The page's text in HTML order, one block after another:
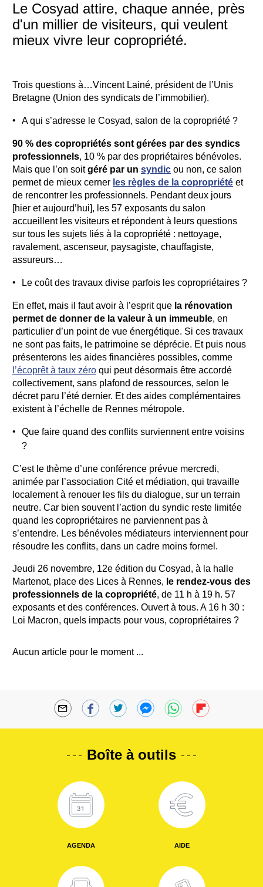
Le Cosyad attire, chaque année, près
d'un millier de visiteurs, qui veulent
mieux vivre leur copropriété.
Trois questions à…Vincent Lainé, président de l’Unis
Bretagne (Union des syndicats de l’immobilier).
A qui s’adresse le Cosyad, salon de la copropriété ?
90 % des copropriétés sont gérées par des syndics
professionnels, 10 % par des propriétaires bénévoles.
Mais que l’on soitgéré par un syndic ou non, ce salon
permet de mieux cerner les règles de la copropriété et
de rencontrer les professionnels. Pendant deux jours
[hier et aujourd’hui], les 57 exposants du salon
accueillent les visiteurs et répondent à leurs questions
sur tous les sujets liés à la copropriété : nettoyage,
ravalement, ascenseur, paysagiste, chauffagiste,
assureurs…
Le coût des travaux divise parfois les copropriétaires ?
En effet, mais il faut avoir à l’esprit que la rénovation
permet de donner de la valeur à un immeuble, en
particulier d’un point de vue énergétique. Si ces travaux
ne sont pas faits, le patrimoine se déprécie. Et puis nous
présenterons les aides financières possibles, comme
l’écoprêt à taux zéro qui peut désormais être accordé
collectivement, sans plafond de ressources, selon le
décret paru l’été dernier. Et des aides complémentaires
existent à l’échelle de Rennes métropole.
Que faire quand des conflits surviennent entre voisins
?
C’est le thème d’une conférence prévue mercredi,
animée par l’association Cité et médiation, qui travaille
localement à renouer les fils du dialogue, sur un terrain
neutre. Car bien souvent l’action du syndic reste limitée
quand les copropriétaires ne parviennent pas à
s’entendre. Les bénévoles médiateurs interviennent pour
résoudre les conflits, dans un cadre moins formel.
Jeudi 26 novembre, 12e édition du Cosyad, à la halle
Martenot, place des Lices à Rennes, le rendez-vous des
professionnels de la copropriété, de 11 h à 19 h. 57
exposants et des conférences. Ouvert à tous. A 16 h 30 :
Loi Macron, quels impacts pour vous, copropriétaires ?
Aucun article pour le moment ...
Boîte à outils
AGENDA AIDE